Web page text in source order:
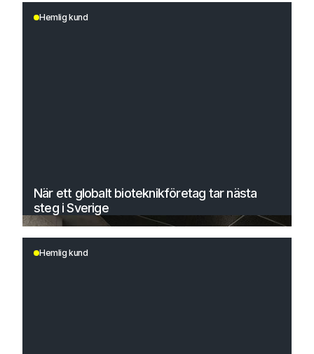
Hemlig kund
När ett globalt bioteknikföretag tar nästa
steg i Sverige
Hemlig kund